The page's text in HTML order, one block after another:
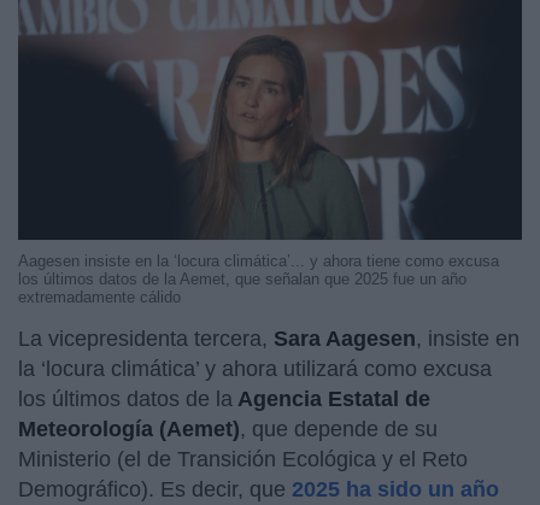
Aagesen insiste en la ‘locura climática’... y ahora tiene como excusa
los últimos datos de la Aemet, que señalan que 2025 fue un año
extremadamente cálido
La vicepresidenta tercera, Sara Aagesen, insiste en
la ‘locura climática’ y ahora utilizará como excusa
los últimos datos de la Agencia Estatal de
Meteorología (Aemet), que depende de su
Ministerio (el de Transición Ecológica y el Reto
Demográfico). Es decir, que 2025 ha sido un año